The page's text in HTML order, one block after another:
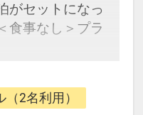
がセットになっ
食事なし＞プラ
ッケージだか
ろん周遊旅行
2名利用）